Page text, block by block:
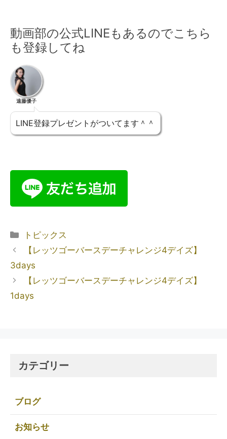
動画部の公式LINEもあるのでこちら
も登録してね
遠藤優子
LINE登録プレゼントがついてます＾＾
トピックス
【レッツゴーバースデーチャレンジ4デイズ】
3days
【レッツゴーバースデーチャレンジ4デイズ】
1days
カテゴリー
ブログ
お知らせ